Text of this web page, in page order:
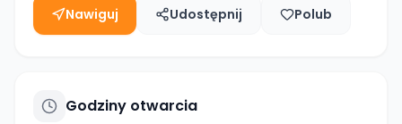
Nawiguj Udostępnij Polub
Godziny otwarcia